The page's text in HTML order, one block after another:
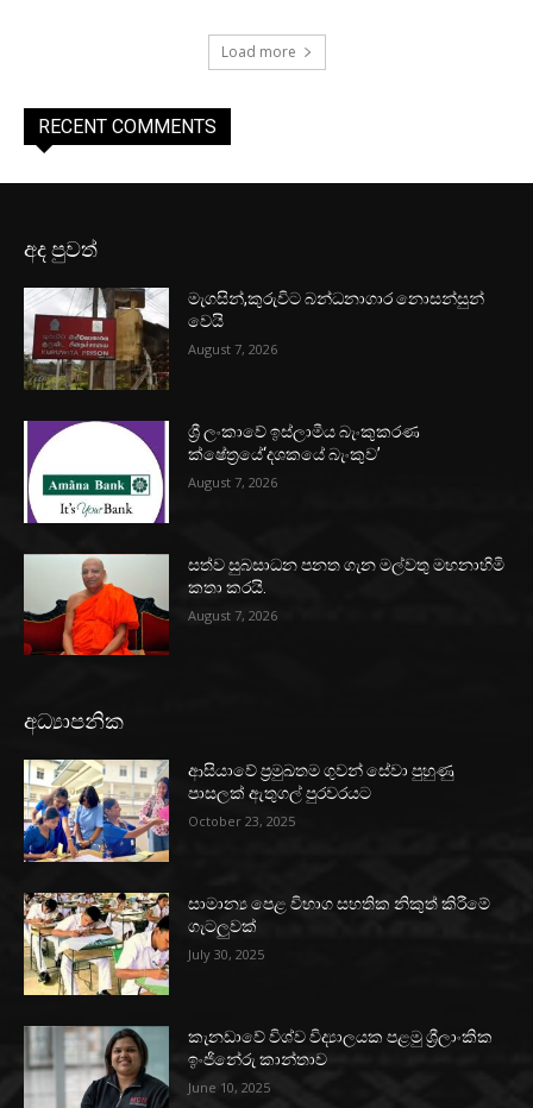
Load more
RECENT COMMENTS
අද පුවත්
මැගසින්,කුරුවිට බන්ධනාගාර නොසන්සුන්
වෙයි
August 7, 2026
ශ්‍රී ලංකාවේ ඉස්ලාමීය බැංකුකරණ
ක්ෂේත්‍රයේ‘දශකයේ බැංකුව’
August 7, 2026
සත්ව සුබසාධන පනත ගැන මල්වතු මහනාහිමි
කතා කරයි.
August 7, 2026
අධ්‍යාපනික
ආසියාවේ ප්‍රමුඛතම ගුවන් සේවා පුහුණු
පාසලක් ඇතුගල් පුරවරයට
October 23, 2025
සාමාන්‍ය පෙළ විභාග සහතික නිකුත් කිරීමේ
ගැටලුවක්
July 30, 2025
කැනඩාවේ විශ්ව විද්‍යාලයක පළමු ශ්‍රීලාංකික
ඉංජිනේරු කාන්තාව
June 10, 2025